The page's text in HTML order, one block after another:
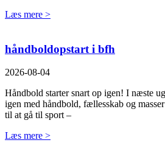
Læs mere >
håndboldopstart i bfh
2026-08-04
Håndbold starter snart op igen! I næste
igen med håndbold, fællesskab og
til at gå til sport –
Læs mere >